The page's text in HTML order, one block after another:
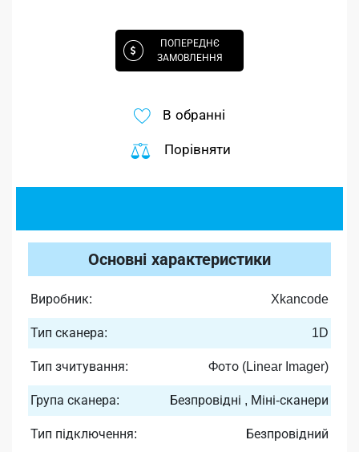
ПОПЕРЕДНЄ
ЗАМОВЛЕННЯ
В обранні
Порівняти
Основні характеристики
Виробник: Xkancode
Тип сканера: 1D
Тип зчитування: Фото (Linear Imager)
Група сканера: Безпровідні , Міні-сканери
Тип підключення: Безпровідний